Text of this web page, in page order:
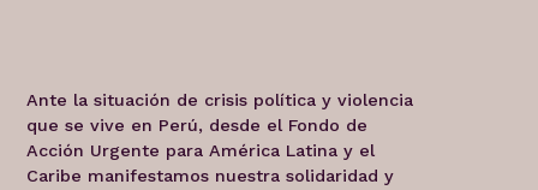
Ante la situación de crisis política y violencia
que se vive en Perú, desde el Fondo de
Acción Urgente para América Latina y el
Caribe manifestamos nuestra solidaridad y